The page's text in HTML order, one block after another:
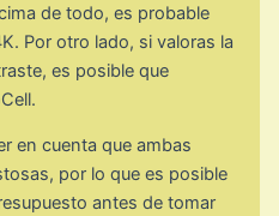
de todo, es probable
Por otro lado, si valoras la
es posible que
en cuenta que ambas
por lo que es posible
antes de tomar